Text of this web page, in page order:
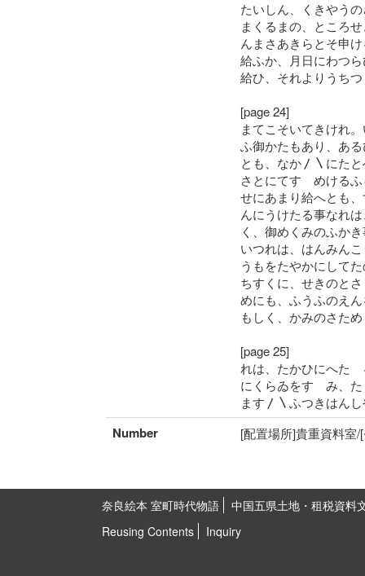
たいしん、くきやう
まくるまの、ところ
んまさあきらとそ申
給ふか、月日にわつ
給ひ、それよりうち
[page 24]
まてこそいてきけれ
ふ御かたもあり、あ
とも、なか〳〵にた
さとにてすゝめける
せにあまり給へとも
んにうけたる事なれ
く、御めくみのふか
いつれは、はんみん
うもをたやかにして
ちすくに、せきのと
めにも、ふうふのえ
もしく、かみのさた
[page 25]
れは、たかひにへた
にくらゐをすゝみ、
ます〳〵ふつきはん
Number [配置場所]貴重資料室
奈良絵本 室町時代物語
中国五県土地・租税資料
Reusing Contents
Inquiry